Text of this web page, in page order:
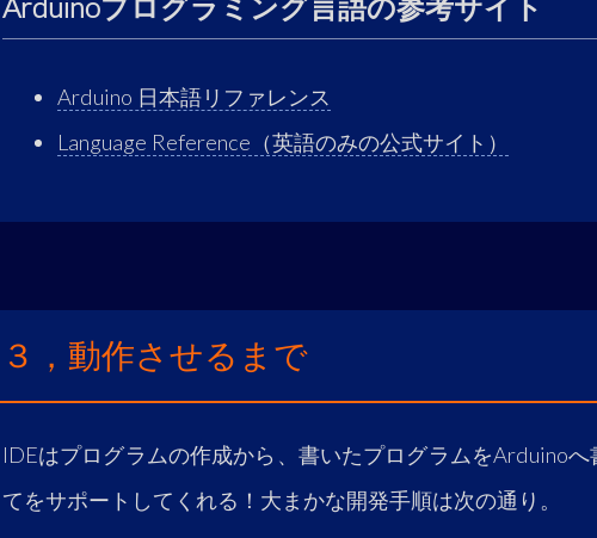
Arduino 日本語リファレンス
Language Reference（英語のみの公式サイト）
３，動作させるまで
IDEはプログラムの作成から、書いたプログラムをArduino
てをサポートしてくれる！大まかな開発手順は次の通り。